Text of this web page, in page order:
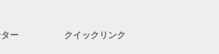
ー クイックリンク